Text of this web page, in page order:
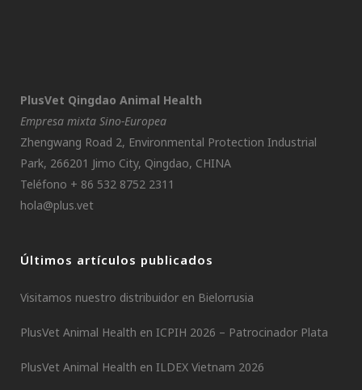
PlusVet Qingdao Animal Health
Empresa mixta Sino-Europea
Zhengwang Road 2, Environmental Protection Industrial
Park, 266201 Jimo City, Qingdao, CHINA
Teléfono + 86 532 8752 2311
hola@plus.vet
Últimos artículos publicados
Visitamos nuestro distribuidor en Bielorrusia
PlusVet Animal Health en ICPIH 2026 – Patrocinador Plata
PlusVet Animal Health en ILDEX Vietnam 2026